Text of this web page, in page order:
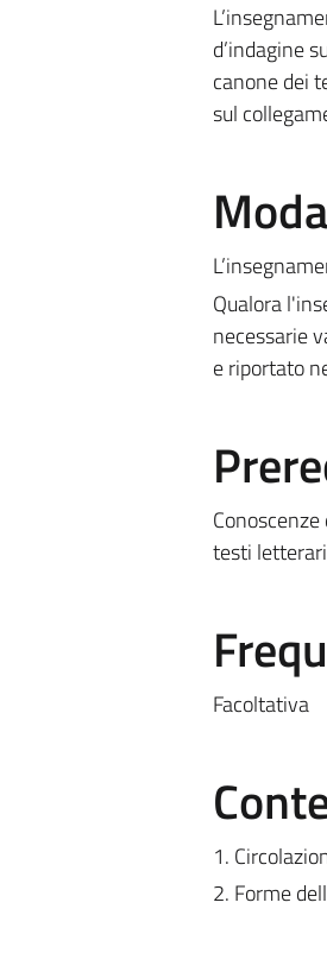
d’indagine
canone dei
sul
Qualora
necessarie
e riportato
testi
Facoltativa
1.
2. Forme